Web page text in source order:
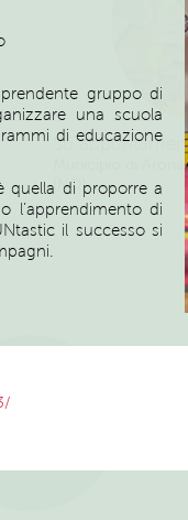
gruppo di
una scuola
di educazione
quella di proporre a
l’apprendimento di
il successo si
Su
Municipio di
(NO)
TUTTI I